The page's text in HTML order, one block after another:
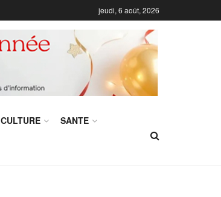
jeudi, 6 août, 2026
CULTURE SANTE